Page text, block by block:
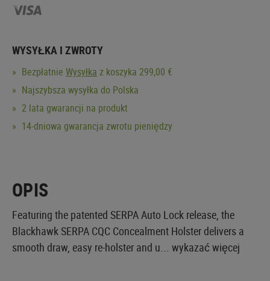
WYSYŁKA I ZWROTY
Bezpłatnie Wysyłka z koszyka 299,00 €
Najszybsza wysyłka do Polska
2 lata gwarancji na produkt
14-dniowa gwarancja zwrotu pieniędzy
OPIS
Featuring the patented SERPA Auto Lock release, the
Blackhawk SERPA CQC Concealment Holster delivers a
smooth draw, easy re-holster and u... wykazać więcej